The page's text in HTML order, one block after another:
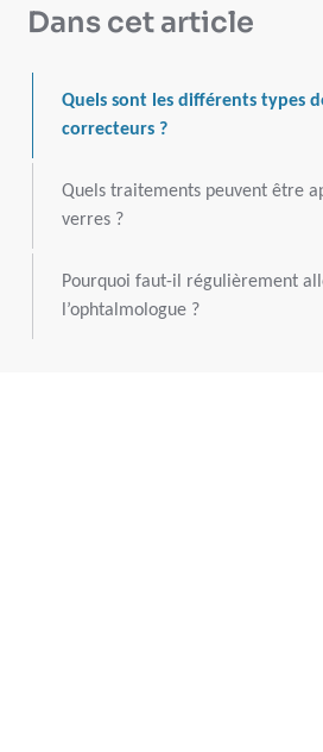
Dans cet article
Quels sont les différents types
correcteurs ?
Quels traitements peuvent être
verres ?
Pourquoi faut-il régulièrement
l’ophtalmologue ?